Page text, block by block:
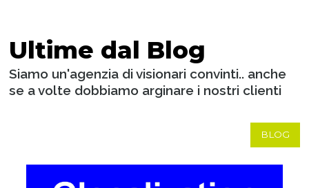
Ultime dal Blog
Siamo un'agenzia di visionari convinti.. anche
se a volte dobbiamo arginare i nostri clienti
BLOG